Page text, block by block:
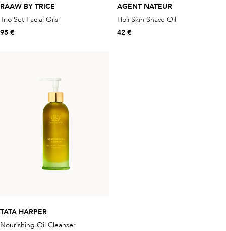
RAAW BY TRICE
Trio Set Facial Oils
95 €
AGENT NATEUR
Holi Skin Shave Oil
42 €
TATA HARPER
Nourishing Oil Cleanser